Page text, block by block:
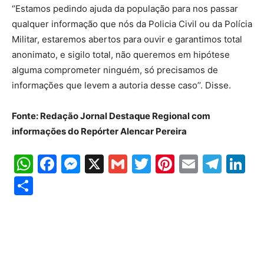
‘’Estamos pedindo ajuda da população para nos passar
qualquer informação que nós da Policia Civil ou da Polícia
Militar, estaremos abertos para ouvir e garantimos total
anonimato, e sigilo total, não queremos em hipótese
alguma comprometer ninguém, só precisamos de
informações que levem a autoria desse caso’’. Disse.
Fonte: Redação Jornal Destaque Regional com
informações do Repórter Alencar Pereira
WhatsApp
Facebook
Messenger
X GmailTwitter
Pinterest
Email